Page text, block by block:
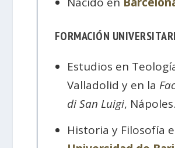
FORMACIÓN
Estudios en
Valladolid y en la
di San Luigi, Nápoles.
Historia y Filosofía